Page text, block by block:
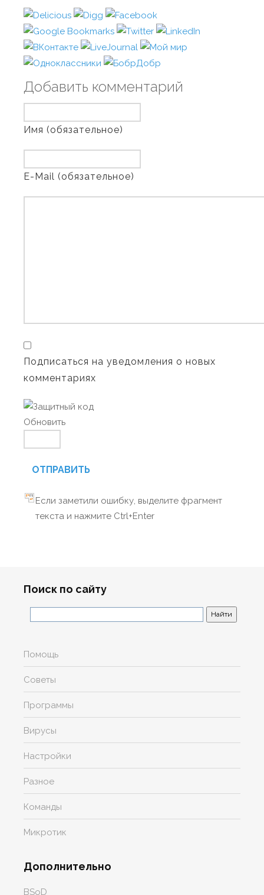
Добавить комментарий
Имя (обязательное)
E-Mail (обязательное)
Подписаться на уведомления о новых
комментариях
Обновить
ОТПРАВИТЬ
Если заметили ошибку, выделите фрагмент
текста и нажмите Ctrl+Enter
Поиск по сайту
Помощь
Советы
Программы
Вирусы
Настройки
Разное
Команды
Микротик
Дополнительно
BSoD